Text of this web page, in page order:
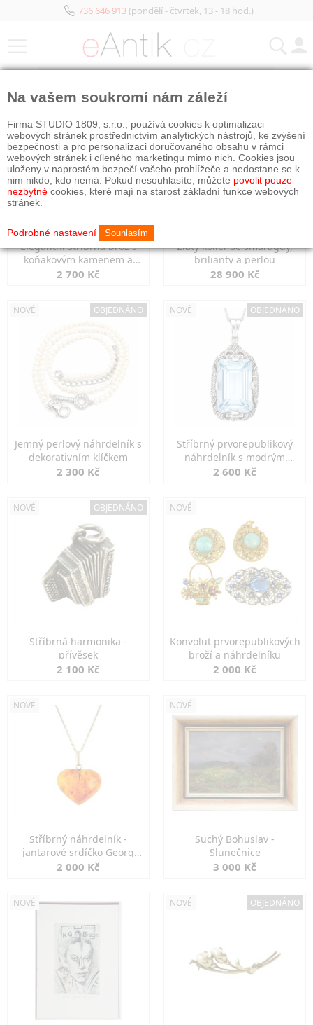
736 646 913(pondělí - čtvrtek, 13 - 18 hod.)
Elegantní stříbrná brož s
koňakovým kamenem a
markazity
2 700 Kč
Zlatý kolier se smaragdy,
brilianty a perlou
28 900 Kč
NOVÉ OBJEDNÁNO
Jemný perlový náhrdelník s
dekorativním klíčkem
2 300 Kč
NOVÉ OBJEDNÁNO
Stříbrný prvorepublikový
náhrdelník s modrým
spinelem
2 600 Kč
NOVÉ OBJEDNÁNO
Stříbrná harmonika -
přívěsek
2 100 Kč
NOVÉ
Konvolut prvorepublikových
broží a náhrdelníku
2 000 Kč
NOVÉ
Stříbrný náhrdelník -
jantarové srdíčko Georg
Kramer
2 000 Kč
NOVÉ
Suchý Bohuslav -
Slunečnice
3 000 Kč
NOVÉ NOVÉ OBJEDNÁNO
Na vašem soukromí nám záleží
Firma STUDIO 1809, s.r.o., používá cookies k optimalizaci
webových stránek prostřednictvím analytických nástrojů, ke zvýšení
bezpečnosti a pro personalizaci doručovaného obsahu v rámci
webových stránek i cíleného marketingu mimo nich. Cookies jsou
uloženy v naprostém bezpečí vašeho prohlížeče a nedostane se k
nim nikdo, kdo nemá. Pokud nesouhlasíte, můžete povolit pouze
nezbytné cookies, které mají na starost základní funkce webových
stránek.
Podrobné nastavení Souhlasím